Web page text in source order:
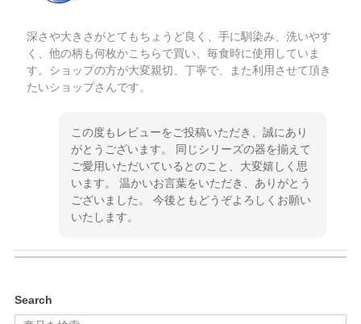
深さや大きさがとてもちょうど良く、手に馴染み、洗いやす
く、他の柄も何枚かこちらで買い、毎食時に使用していま
す。ショップの方が大変親切、丁寧で、また利用させて頂き
たいショップさんです。
この度もレビューをご投稿いただき、誠にあり
がとうございます。 同じシリーズの器を揃えて
ご愛用いただいているとのこと、大変嬉しく思
います。 温かいお言葉をいただき、ありがとう
ございました。 今後ともどうぞよろしくお願い
いたします。
Search